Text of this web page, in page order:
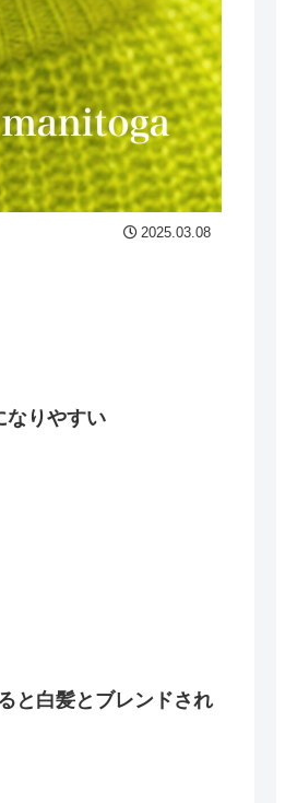
2025.03.08
なりやすい
と白髪とブレンドされ